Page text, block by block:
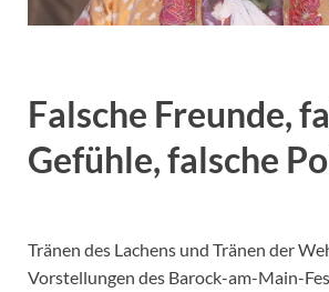
Falsche Freunde,
Gefühle, falsche
Tränen des Lachens und Tränen der
Vorstellungen des Barock-am-Main-